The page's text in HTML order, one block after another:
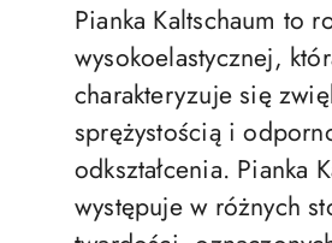
Pianka Kaltschaum to
wysokoelastycznej,
charakteryzuje się
sprężystością i
odkształcenia. Pianka
występuje w różnych